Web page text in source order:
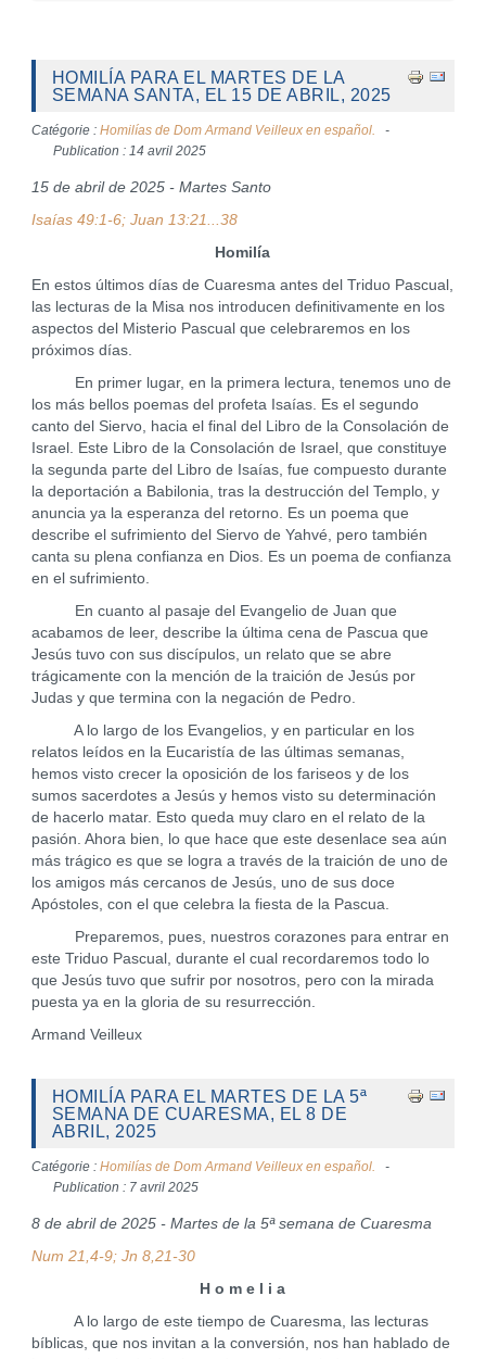
HOMILÍA PARA EL MARTES DE LA
SEMANA SANTA, EL 15 DE ABRIL, 2025
Catégorie : Homilías de Dom Armand Veilleux en español.
Publication : 14 avril 2025
15 de abril de 2025 - Martes Santo
Isaías 49:1-6; Juan 13:21...38
Homilía
En estos últimos días de Cuaresma antes del Triduo Pascual,
las lecturas de la Misa nos introducen definitivamente en los
aspectos del Misterio Pascual que celebraremos en los
próximos días.
En primer lugar, en la primera lectura, tenemos uno de
los más bellos poemas del profeta Isaías. Es el segundo
canto del Siervo, hacia el final del Libro de la Consolación de
Israel. Este Libro de la Consolación de Israel, que constituye
la segunda parte del Libro de Isaías, fue compuesto durante
la deportación a Babilonia, tras la destrucción del Templo, y
anuncia ya la esperanza del retorno. Es un poema que
describe el sufrimiento del Siervo de Yahvé, pero también
canta su plena confianza en Dios. Es un poema de confianza
en el sufrimiento.
En cuanto al pasaje del Evangelio de Juan que
acabamos de leer, describe la última cena de Pascua que
Jesús tuvo con sus discípulos, un relato que se abre
trágicamente con la mención de la traición de Jesús por
Judas y que termina con la negación de Pedro.
A lo largo de los Evangelios, y en particular en los
relatos leídos en la Eucaristía de las últimas semanas,
hemos visto crecer la oposición de los fariseos y de los
sumos sacerdotes a Jesús y hemos visto su determinación
de hacerlo matar. Esto queda muy claro en el relato de la
pasión. Ahora bien, lo que hace que este desenlace sea aún
más trágico es que se logra a través de la traición de uno de
los amigos más cercanos de Jesús, uno de sus doce
Apóstoles, con el que celebra la fiesta de la Pascua.
Preparemos, pues, nuestros corazones para entrar en
este Triduo Pascual, durante el cual recordaremos todo lo
que Jesús tuvo que sufrir por nosotros, pero con la mirada
puesta ya en la gloria de su resurrección.
Armand Veilleux
HOMILÍA PARA EL MARTES DE LA 5ª
SEMANA DE CUARESMA, EL 8 DE
ABRIL, 2025
Catégorie : Homilías de Dom Armand Veilleux en español.
Publication : 7 avril 2025
8 de abril de 2025 - Martes de la 5ª semana de Cuaresma
Num 21,4-9; Jn 8,21-30
H o m e l i a
A lo largo de este tiempo de Cuaresma, las lecturas
bíblicas, que nos invitan a la conversión, nos han hablado de